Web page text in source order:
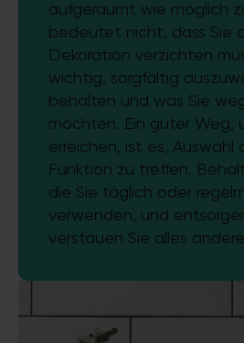
aufgeräumt wie möglich
bedeutet nicht, dass Sie
Dekoration verzichten
wichtig, sorgfältig
behalten und was Sie
möchten. Ein guter Weg,
erreichen, ist es, Auswahl
Funktion zu treffen.
die Sie täglich oder
verwenden, und
verstauen Sie alles